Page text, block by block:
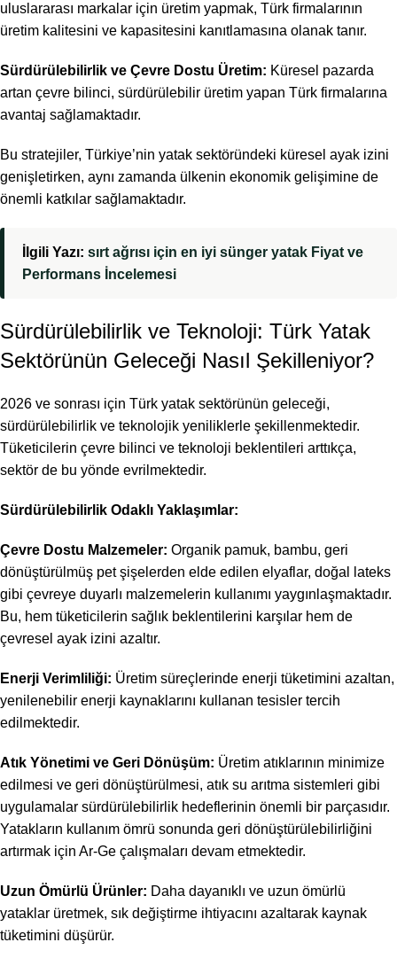
uluslararası markalar için üretim yapmak, Türk firmalarının
üretim kalitesini ve kapasitesini kanıtlamasına olanak tanır.
Sürdürülebilirlik ve Çevre Dostu Üretim: Küresel pazarda
artan çevre bilinci, sürdürülebilir üretim yapan Türk firmalarına
avantaj sağlamaktadır.
Bu stratejiler, Türkiye’nin yatak sektöründeki küresel ayak izini
genişletirken, aynı zamanda ülkenin ekonomik gelişimine de
önemli katkılar sağlamaktadır.
İlgili Yazı: sırt ağrısı için en iyi sünger yatak Fiyat ve
Performans İncelemesi
Sürdürülebilirlik ve Teknoloji: Türk Yatak
Sektörünün Geleceği Nasıl Şekilleniyor?
2026 ve sonrası için Türk yatak sektörünün geleceği,
sürdürülebilirlik ve teknolojik yeniliklerle şekillenmektedir.
Tüketicilerin çevre bilinci ve teknoloji beklentileri arttıkça,
sektör de bu yönde evrilmektedir.
Sürdürülebilirlik Odaklı Yaklaşımlar:
Çevre Dostu Malzemeler: Organik pamuk, bambu, geri
dönüştürülmüş pet şişelerden elde edilen elyaflar, doğal lateks
gibi çevreye duyarlı malzemelerin kullanımı yaygınlaşmaktadır.
Bu, hem tüketicilerin sağlık beklentilerini karşılar hem de
çevresel ayak izini azaltır.
Enerji Verimliliği: Üretim süreçlerinde enerji tüketimini azaltan,
yenilenebilir enerji kaynaklarını kullanan tesisler tercih
edilmektedir.
Atık Yönetimi ve Geri Dönüşüm: Üretim atıklarının minimize
edilmesi ve geri dönüştürülmesi, atık su arıtma sistemleri gibi
uygulamalar sürdürülebilirlik hedeflerinin önemli bir parçasıdır.
Yatakların kullanım ömrü sonunda geri dönüştürülebilirliğini
artırmak için Ar-Ge çalışmaları devam etmektedir.
Uzun Ömürlü Ürünler: Daha dayanıklı ve uzun ömürlü
yataklar üretmek, sık değiştirme ihtiyacını azaltarak kaynak
tüketimini düşürür.